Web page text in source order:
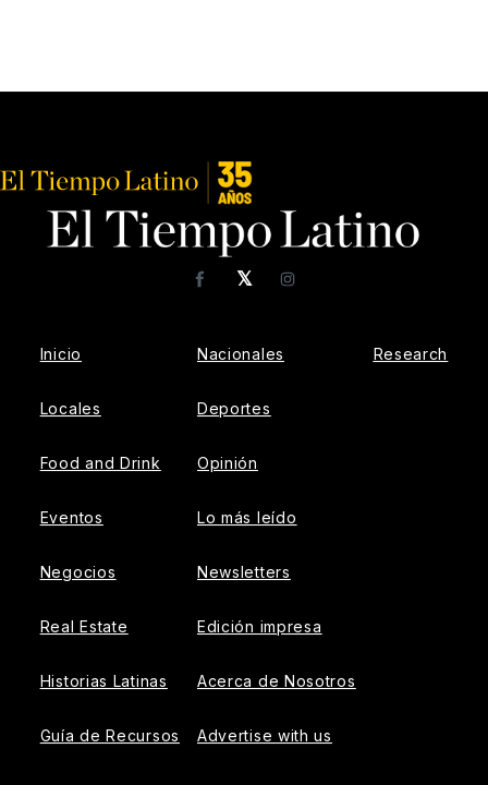
𝕏
FacebookInstagram
Inicio
Locales
Food and Drink
Eventos
Negocios
Real Estate
Historias Latinas
Guía de Recursos
Nacionales
Deportes
Opinión
Lo más leído
Newsletters
Edición impresa
Acerca de Nosotros
Advertise with us
Research